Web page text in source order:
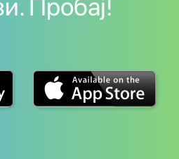
Пробај!